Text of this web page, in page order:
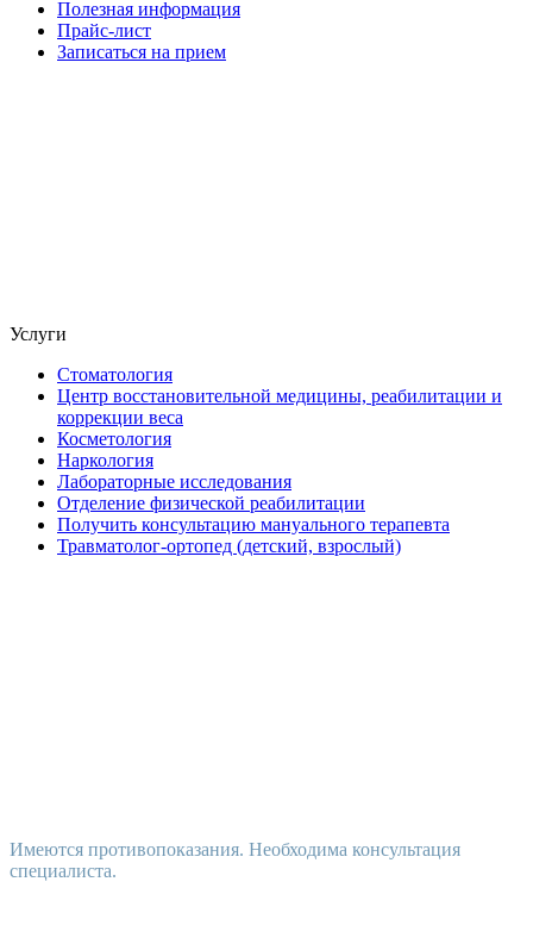
Полезная информация
Прайс-лист
Записаться на прием
Услуги
Стоматология
Центр восстановительной медицины, реабилитации и
коррекции веса
Косметология
Наркология
Лабораторные исследования
Отделение физической реабилитации
Получить консультацию мануального терапевта
Травматолог-ортопед (детский, взрослый)
Имеются противопоказания. Необходима консультация
специалиста.